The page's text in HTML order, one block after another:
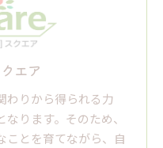
エア
わりから得られる力
ります。そのため、
ことを育てながら、自